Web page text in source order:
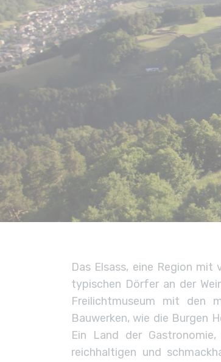
Das Elsass, eine Region mit
typischen Dörfer an der
Freilichtmuseum mit den
Bauwerken, wie die Burgen
Ein Land der
reichhaltigen und